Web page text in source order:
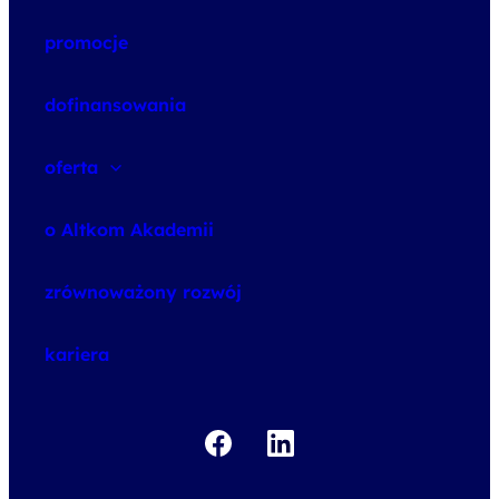
promocje
dofinansowania
oferta
o Altkom Akademii
zrównoważony rozwój
kariera